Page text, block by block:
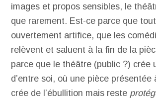
images et propos sensibles, le
que rarement. Est-ce parce que
ouvertement artifice, que les
relèvent et saluent à la fin de la
parce que le théâtre (public ?) crée
d’entre soi, où une pièce présentée
crée de l’ébullition mais reste